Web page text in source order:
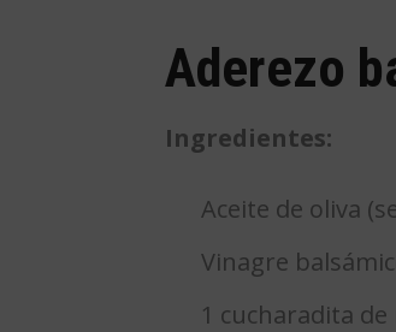
Aderezo
Ingredientes:
Aceite de oliva
Vinagre
1 cucharadita de